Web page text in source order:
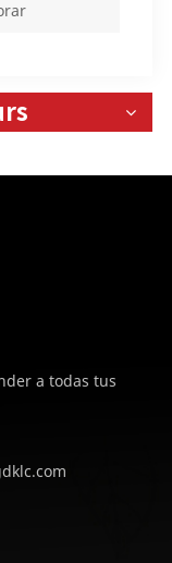
a todas tus